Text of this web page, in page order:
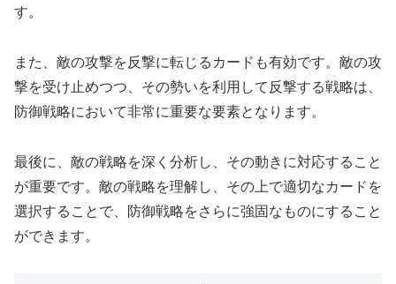
す。
また、敵の攻撃を反撃に転じるカードも有効です。敵の攻
撃を受け止めつつ、その勢いを利用して反撃する戦略は、
防御戦略において非常に重要な要素となります。
最後に、敵の戦略を深く分析し、その動きに対応すること
が重要です。敵の戦略を理解し、その上で適切なカードを
選択することで、防御戦略をさらに強固なものにすること
ができます。